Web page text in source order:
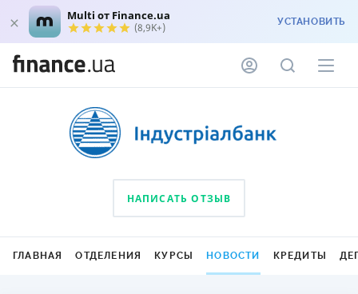
Multi от Finance.ua
(8,9K+) УСТАНОВИТЬ
НАПИСАТЬ ОТЗЫВ
ГЛАВНАЯ ОТДЕЛЕНИЯ КУРСЫ НОВОСТИ КРЕДИТЫ